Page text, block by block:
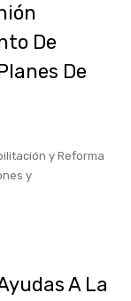
De
De
y Reforma
y
A La